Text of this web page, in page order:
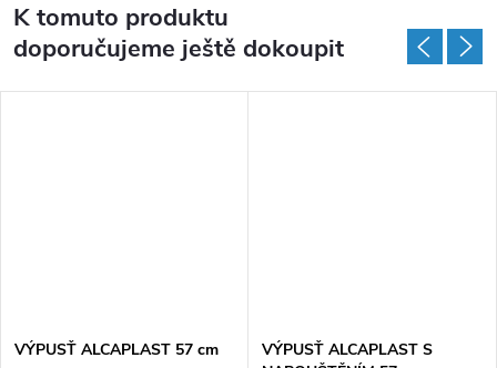
K tomuto produktu
doporučujeme ještě dokoupit
VÝPUSŤ ALCAPLAST 57 cm
VÝPUSŤ ALCAPLAST S